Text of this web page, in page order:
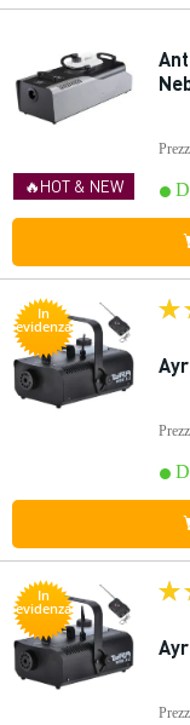
🔥HOT & NEW
In
evidenza
In
evidenza